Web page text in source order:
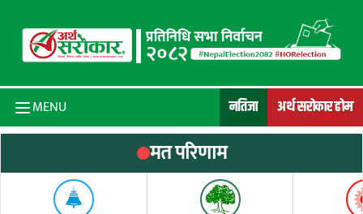
MENU नतिजा अर्थ सरोकार होम
मत परिणाम